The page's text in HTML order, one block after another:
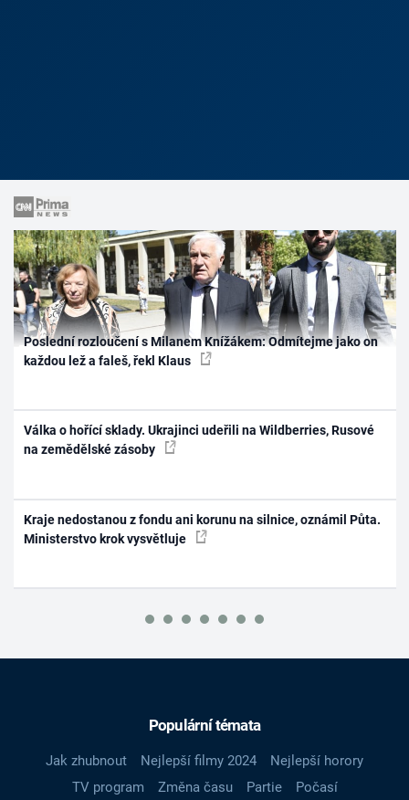
Poslední rozloučení s Milanem Knížákem: Odmítejme jako on
každou lež a faleš, řekl Klaus
Válka o hořící sklady. Ukrajinci udeřili na Wildberries, Rusové
na zemědělské zásoby
Kraje nedostanou z fondu ani korunu na silnice, oznámil Půta.
Ministerstvo krok vysvětluje
Populární témata
Jak zhubnout Nejlepší filmy 2024
Nejlepší horory
TV program
Změna času Partie
Počasí